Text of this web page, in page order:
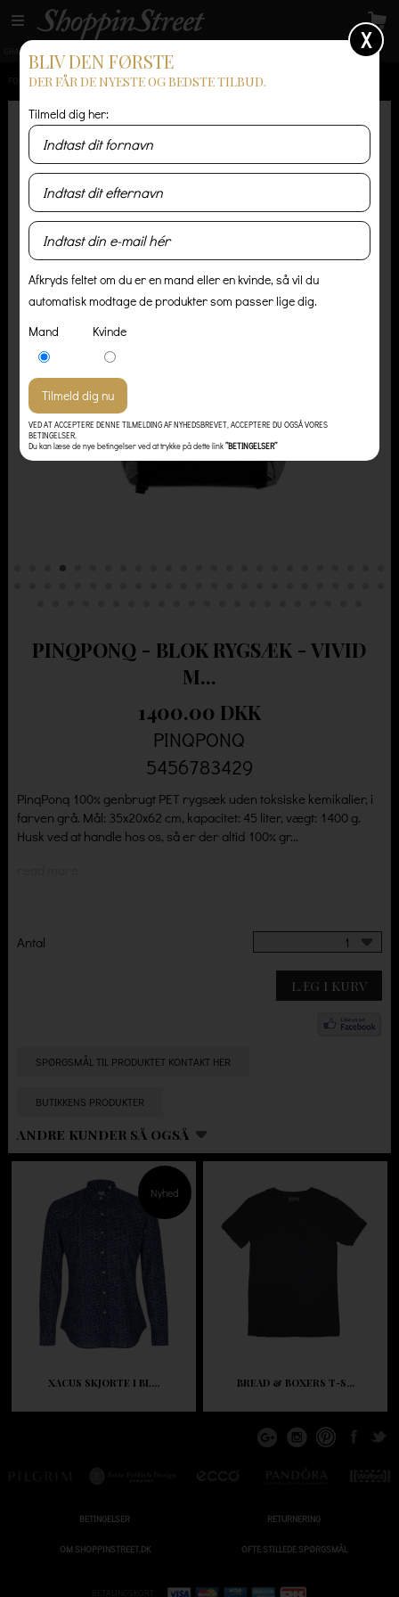
GRATIS LEVERING
FORSIDE / HERRE / ACCESSORIES / PINQPONQ - BLOK RYGSÆK - VIVID MONOCHROME
PINQPONQ - BLOK RYGSÆK - VIVID
M...
1400.00 DKK
PINQPONQ
5456783429
PinqPonq 100% genbrugt PET rygsæk uden toksiske kemikalier, i
farven grå. Mål: 35x20x62 cm, kapacitet: 45 liter, vægt: 1400 g.
Husk ved at handle hos os, så er der altid 100% gr...
Antal 1
LÆG I KURV
SPØRGSMÅL TIL PRODUKTET KONTAKT HER
BUTIKKENS PRODUKTER
ANDRE KUNDER SÅ OGSÅ
Nyhed
XACUS SKJORTE I BL... BREAD & BOXERS T-S...
BETINGELSER RETURNERING
OM SHOPPINSTREET.DK OFTE STILLEDE SPØRGSMÅL
X
BLIV DEN FØRSTE
DER FÅR DE NYESTE OG BEDSTE TILBUD.
Tilmeld dig her:
Afkryds feltet om du er en mand eller en kvinde, så vil du
automatisk modtage de produkter som passer lige dig.
Mand
Kvinde
VED AT ACCEPTERE DENNE TILMELDING AF NYHEDSBREVET, ACCEPTERE DU OGSÅ VORES
BETINGELSER.
Du kan læse de nye betingelser ved at trykke på dette link”BETINGELSER”